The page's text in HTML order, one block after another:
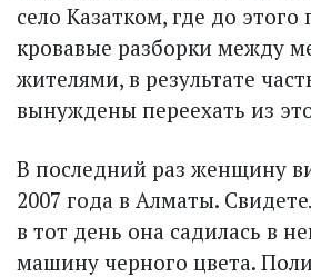
село Казатком, где до
кровавые разборки между
жителями, в результате
вынуждены переехать из
В последний раз женщину
2007 года в Алматы.
в тот день она садилась в
машину черного цвета.